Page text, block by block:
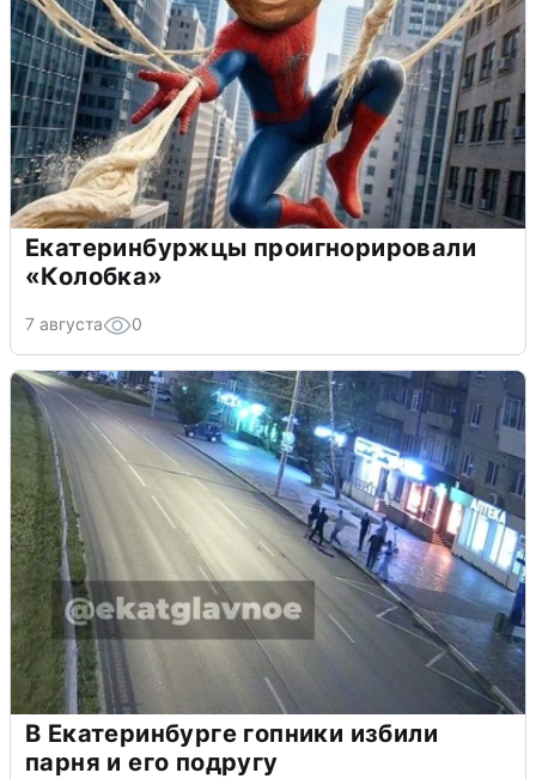
Екатеринбуржцы проигнорировали
«Колобка»
7 августа 0
В Екатеринбурге гопники избили
парня и его подругу